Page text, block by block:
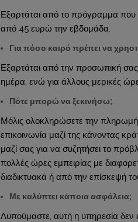
Εξαρτάται από το πρόγραμμα που
από 45 ευρώ την εβδομάδα.
Για πόσο καιρό πρέπει να
Εξαρτάται από την προσωπική
ημέρα, ενώ για άλλους μερικές
Πότε μπορώ να ξεκινήσω;
Μόλις ολοκληρώσετε την πληρωμή
επικοινωνία μαζί της κάνοντας
μαζί σας για να συζητήσει το
πολλές ώρες εμπειρίας με
διαδικτυακά ή από την επίσκεψή
Με καλύπτει κάποια ασφάλεια;
Λυπούμαστε, αυτή η υπηρεσία δεν